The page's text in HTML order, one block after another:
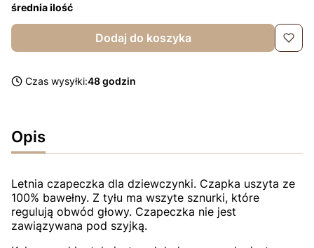
średnia ilość
Dodaj do koszyka
Czas wysyłki:48 godzin
Opis
Letnia czapeczka dla dziewczynki. Czapka uszyta ze
100% bawełny. Z tyłu ma wszyte sznurki, które
regulują obwód głowy. Czapeczka nie jest
zawiązywana pod szyjką.